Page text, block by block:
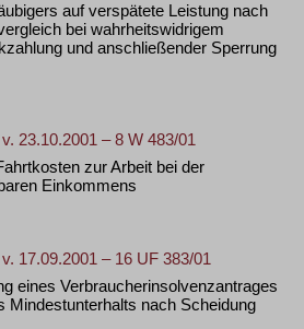
auf verspätete Leistung nach
bei wahrheitswidrigem
und anschließender Sperrung
23.10.2001 – 8 W 483/01
zur Arbeit bei der
Einkommens
17.09.2001 – 16 UF 383/01
eines Verbraucherinsolvenzantrages
Mindestunterhalts nach Scheidung